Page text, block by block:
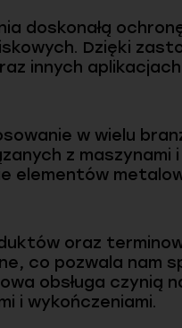
doskonałą
Dzięki
innych
w wielu
z maszynami i
oraz
co pozwala nam
obsługa czynią
i wykończeniami.